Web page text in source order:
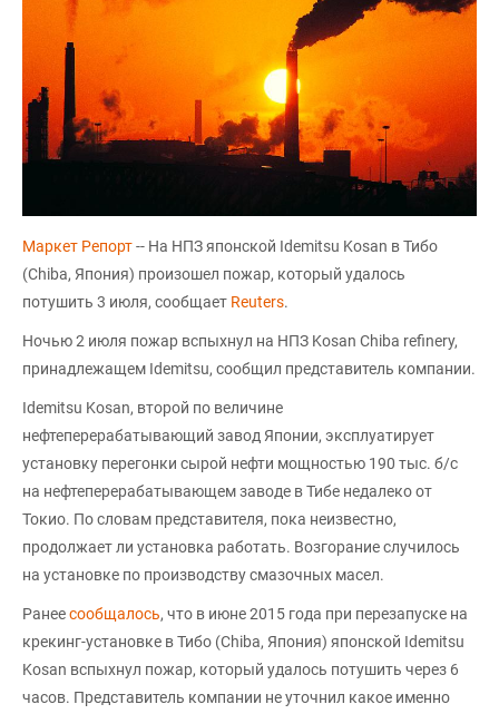
Маркет Репорт-- На НПЗ японской Idemitsu Kosan в Тибо
(Chiba, Япония) произошел пожар, который удалось
потушить 3 июля, сообщает Reuters.
Ночью 2 июля пожар вспыхнул на НПЗ Kosan Chiba refinery,
принадлежащем Idemitsu, сообщил представитель компании.
Idemitsu Kosan, второй по величине
нефтеперерабатывающий завод Японии, эксплуатирует
установку перегонки сырой нефти мощностью 190 тыс. б/с
на нефтеперерабатывающем заводе в Тибе недалеко от
Токио. По словам представителя, пока неизвестно,
продолжает ли установка работать. Возгорание случилось
на установке по производству смазочных масел.
Ранеесообщалось, что в июне 2015 года при перезапуске на
крекинг-установке в Тибо (Chiba, Япония) японской Idemitsu
Kosan вспыхнул пожар, который удалось потушить через 6
часов. Представитель компании не уточнил какое именно